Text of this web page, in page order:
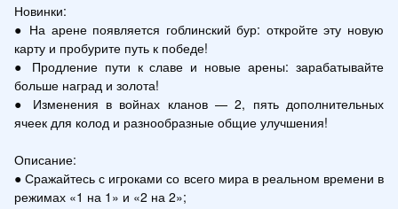
Новинки:
● На арене появляется гоблинский бур: откройте эту новую
карту и пробурите путь к победе!
● Продление пути к славе и новые арены: зарабатывайте
больше наград и золота!
● Изменения в войнах кланов — 2, пять дополнительных
ячеек для колод и разнообразные общие улучшения!
Описание:
● Сражайтесь с игроками со всего мира в реальном времени в
режимах «1 на 1» и «2 на 2»;